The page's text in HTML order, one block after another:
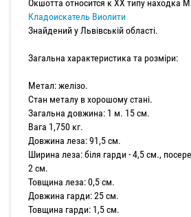
Окшотта относится к XX типу находка
Кладоискатель Виолити
Знайдений у Львівській області.
Загальна характеристика та розміри:
Метал: желізо.
Стан металу в хорошому стані.
Загальна довжина: 1 м. 15 см.
Вага 1,750 кг.
Довжина леза: 91,5 см.
Ширина леза: біля гарди - 4,5 см.,
2 см.
Товщина леза: 0,5 см.
Довжина гарди: 25 см.
Товщина гарди: 1,5 см.